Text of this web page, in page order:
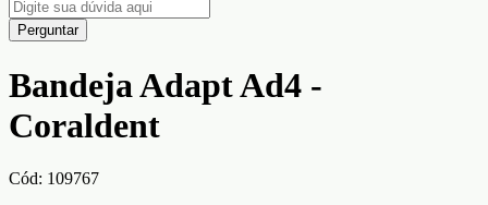
Perguntar
Bandeja Adapt Ad4 -
Coraldent
Cód: 109767